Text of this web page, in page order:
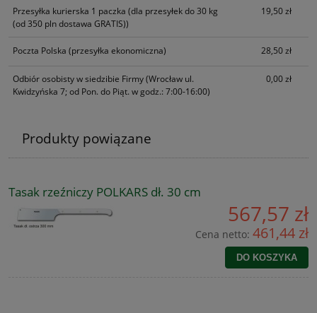
Przesyłka kurierska 1 paczka (dla przesyłek do 30 kg
(od 350 pln dostawa GRATIS))
19,50 zł
Poczta Polska (przesyłka ekonomiczna) 28,50 zł
Odbiór osobisty w siedzibie Firmy(Wrocław ul.
Kwidzyńska 7; od Pon. do Piąt. w godz.: 7:00-16:00)
0,00 zł
Produkty powiązane
Tasak rzeźniczy POLKARS dł. 30 cm
567,57 zł
Cena netto: 461,44 zł
DO KOSZYKA